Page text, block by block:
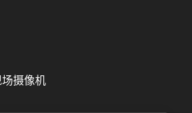
摄像机